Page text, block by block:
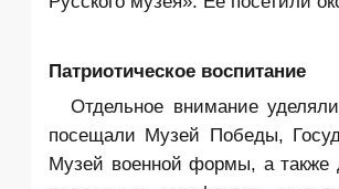
Патриотическое воспитание
Отдельное внимание
посещали Музей Победы,
Музей военной формы, а также